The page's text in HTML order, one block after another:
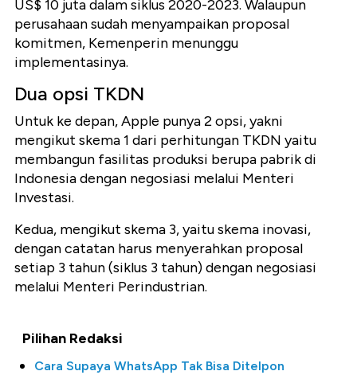
US$ 10 juta dalam siklus 2020-2023. Walaupun
perusahaan sudah menyampaikan proposal
komitmen, Kemenperin menunggu
implementasinya.
Dua opsi TKDN
Untuk ke depan, Apple punya 2 opsi, yakni
mengikut skema 1 dari perhitungan TKDN yaitu
membangun fasilitas produksi berupa pabrik di
Indonesia dengan negosiasi melalui Menteri
Investasi.
Kedua, mengikut skema 3, yaitu skema inovasi,
dengan catatan harus menyerahkan proposal
setiap 3 tahun (siklus 3 tahun) dengan negosiasi
melalui Menteri Perindustrian.
Pilihan Redaksi
Cara Supaya WhatsApp Tak Bisa Ditelpon